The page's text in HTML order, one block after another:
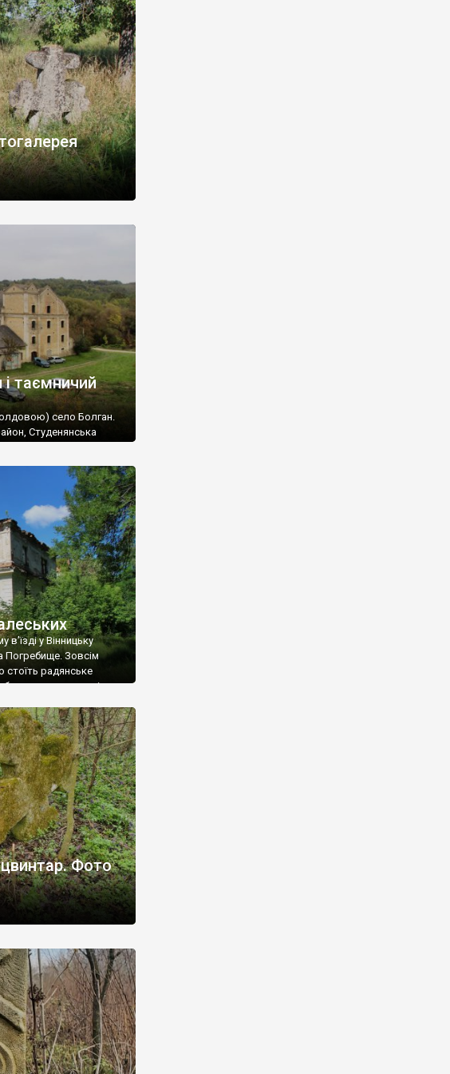
таємничий
село Болган.
Студенянська
Всі епітафії, які
– цвинтар
У 1924-1940
у Вінницьку
Погребище. Зовсім
стоїть радянське
а трохи далі,
колії у траві –
Фото